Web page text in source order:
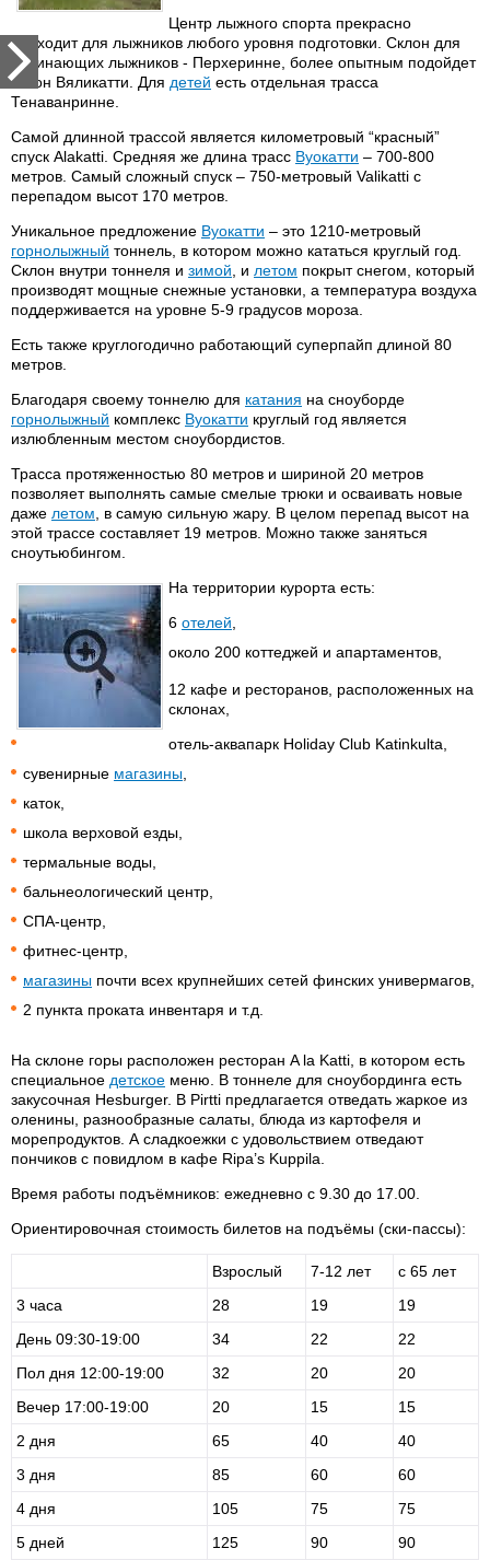
Центр лыжного спорта прекрасно
подходит для лыжников любого уровня подготовки. Склон для
начинающих лыжников - Перхеринне, более опытным подойдет
склон Вяликатти. Для детей есть отдельная трасса
Тенаванринне.
Самой длинной трассой является километровый “красный”
спуск Alakatti. Средняя же длина трасс Вуокатти – 700-800
метров. Самый сложный спуск – 750-метровый Valikatti с
перепадом высот 170 метров.
Уникальное предложение Вуокатти – это 1210-метровый
горнолыжный тоннель, в котором можно кататься круглый год.
Склон внутри тоннеля и зимой , и летом покрыт снегом, который
производят мощные снежные установки, а температура воздуха
поддерживается на уровне 5-9 градусов мороза.
Есть также круглогодично работающий суперпайп длиной 80
метров.
Благодаря своему тоннелю для катания на сноуборде
горнолыжный комплекс Вуокатти круглый год является
излюбленным местом сноубордистов.
Трасса протяженностью 80 метров и шириной 20 метров
позволяет выполнять самые смелые трюки и осваивать новые
даже летом , в самую сильную жару. В целом перепад высот на
этой трассе составляет 19 метров. Можно также заняться
сноутьюбингом.
На территории курорта есть:
6 отелей
около 200 коттеджей и апартаментов,
12 кафе и ресторанов, расположенных на
склонах,
отель-аквапарк Holiday Club Katinkulta,
сувенирные магазины
каток,
школа верховой езды,
термальные воды,
бальнеологический центр,
СПА-центр,
фитнес-центр,
магазины почти всех крупнейших сетей финских универмагов,
2 пункта проката инвентаря и т.д.
На склоне горы расположен ресторан A la Katti, в котором есть
специальное детское меню. В тоннеле для сноубординга есть
закусочная Hesburger. В Pirtti предлагается отведать жаркое из
оленины, разнообразные салаты, блюда из картофеля и
морепродуктов. А сладкоежки с удовольствием отведают
пончиков с повидлом в кафе Ripa’s Kuppila.
Время работы подъёмников: ежедневно с 9.30 до 17.00.
Ориентировочная стоимость билетов на подъёмы (ски-пассы):
Взрослый 7-12 лет
с 65 лет
3 часа
28 19
19
День 09:30-19:00
34 22
22
Пол дня 12:00-19:00
32 20
20
Вечер 17:00-19:00
20 15
15
2 дня
65 40
40
3 дня
85 60
60
4 дня
105 75
75
5 дней
125 90
90